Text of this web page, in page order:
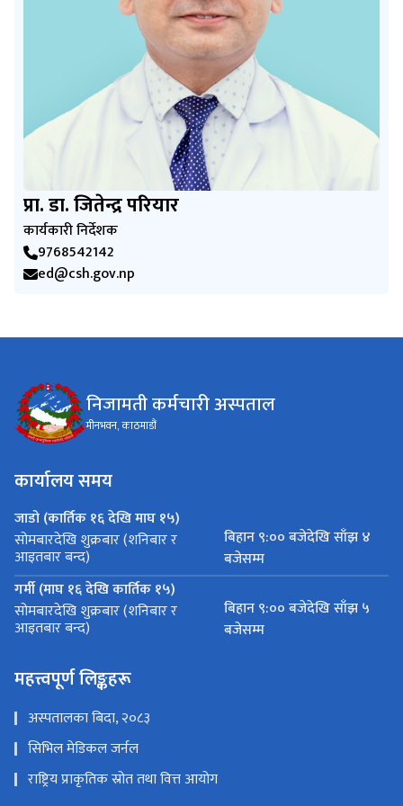
प्रा. डा. जितेन्द्र परियार
कार्यकारी निर्देशक
9768542142
ed@csh.gov.np
निजामती कर्मचारी अस्पताल
मीनभवन, काठमाडौं
कार्यालय समय
जाडो (कार्तिक १६ देखि माघ १५)
सोमबारदेखि शुक्रबार (शनिबार र
आइतबार बन्द)
बिहान ९:०० बजेदेखि साँझ ४
बजेसम्म
गर्मी (माघ १६ देखि कार्तिक १५)
सोमबारदेखि शुक्रबार (शनिबार र
आइतबार बन्द)
बिहान ९:०० बजेदेखि साँझ ५
बजेसम्म
महत्त्वपूर्ण लिङ्कहरू
अस्पतालका बिदा, २०८३
सिभिल मेडिकल जर्नल
राष्ट्रिय प्राकृतिक स्रोत तथा वित्त आयोग